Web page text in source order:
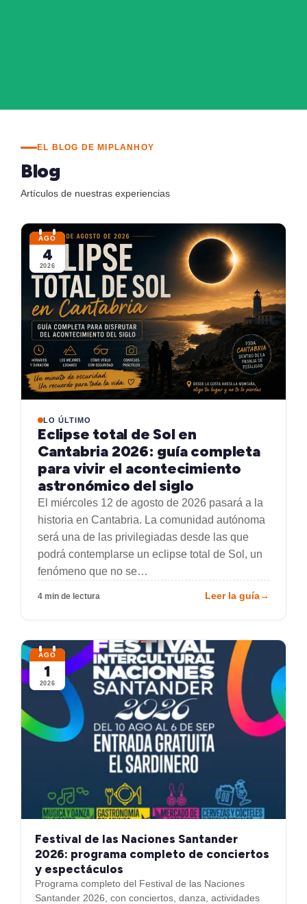
EL BLOG DE MIPLANHOY
Blog
Artículos de nuestras experiencias
AGO
4
2026
LO ÚLTIMO
Eclipse total de Sol en
Cantabria 2026: guía completa
para vivir el acontecimiento
astronómico del siglo
El miércoles 12 de agosto de 2026 pasará a la
historia en Cantabria. La comunidad autónoma
será una de las privilegiadas desde las que
podrá contemplarse un eclipse total de Sol, un
fenómeno que no se…
4 min de lectura Leer la guía→
AGO
1
2026
Festival de las Naciones Santander
2026: programa completo de conciertos
y espectáculos
Programa completo del Festival de las Naciones
Santander 2026, con conciertos, danza, actividades